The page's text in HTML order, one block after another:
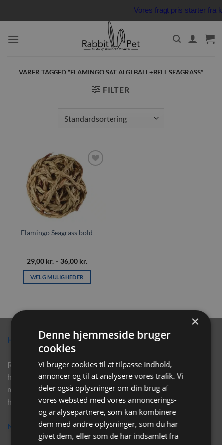
Vores fragt pris starter
VARER TAGGED “FLAMINGO SAT ALGI BALL+BELL SEAGRASS”
FILTER
Tilføj til
ønskeliste
Flamingo Seagrass bold
29,00 kr. – 36,00 kr.
til
VÆLG MULIGHEDER
har
varianter.
Mulighederne
kan
på
varesiden
Hvorfor vælge Rabbitpet?
Rabbitpet sælger ikke kun kvalitetsprodukter såsom, foder,
hø, aktivering, strøelse mm. til vores kunder. Vi hjælper også
med rådgivning, så tøv ikke med at skrive eller ring til os for
hjælp..
Nyhedsbrev
×
Denne hjemmeside bruger
cookies
Vi bruger cookies til at tilpasse indhold,
annoncer og til at analysere vores trafik. Vi
deler også oplysninger om din brug af
vores websted med vores annoncerings-
og analysepartnere, som kan kombinere
dem med andre oplysninger, som du har
givet dem, eller som de har indsamlet fra